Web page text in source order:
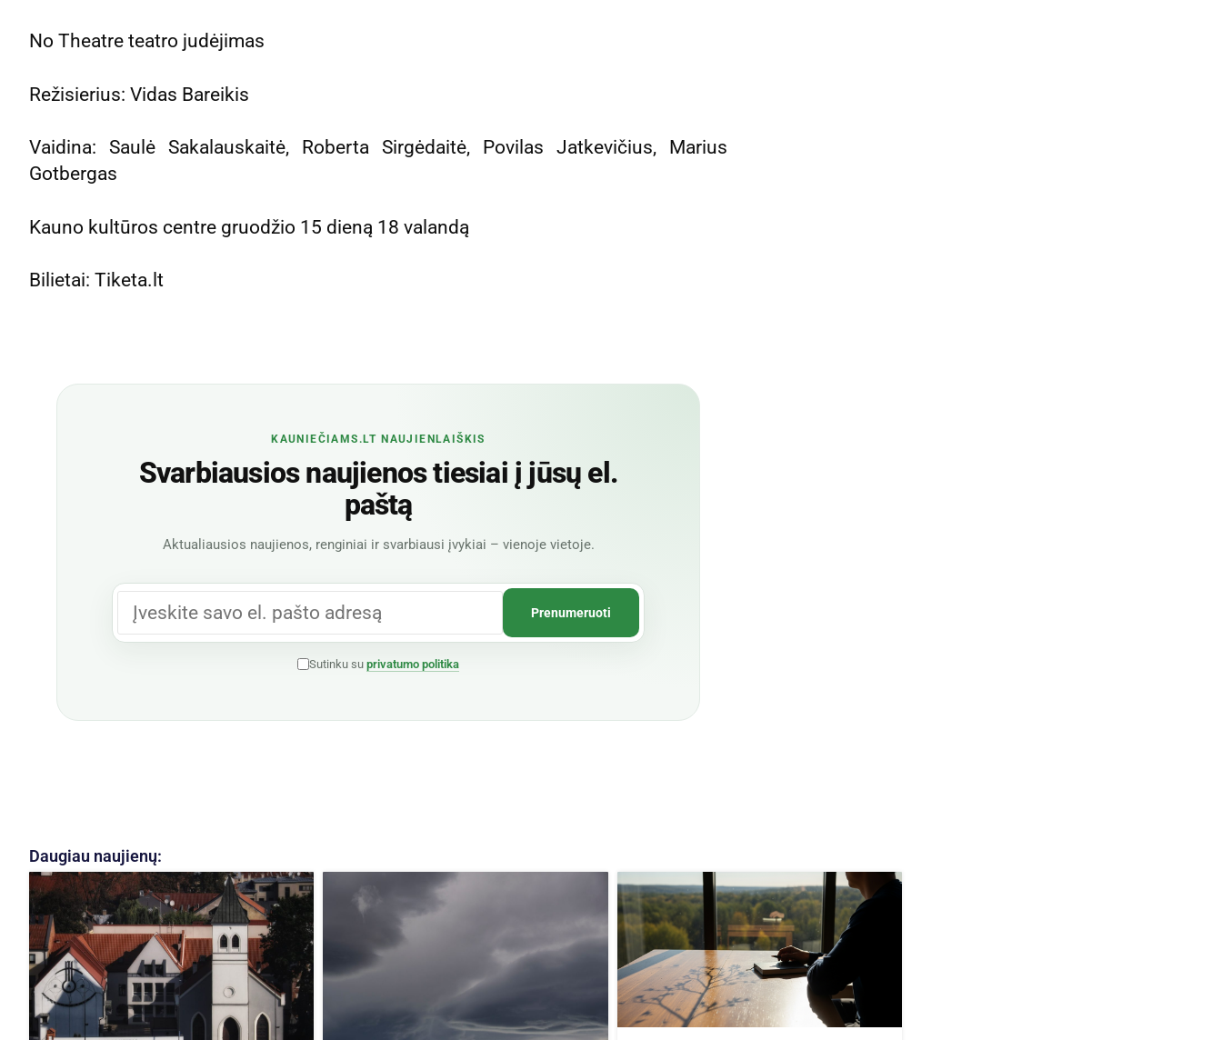
No Theatre teatro judėjimas
Režisierius: Vidas Bareikis
Vaidina: Saulė Sakalauskaitė, Roberta Sirgėdaitė, Povilas Jatkevičius, Marius
Gotbergas
Kauno kultūros centre gruodžio 15 dieną 18 valandą
Bilietai: Tiketa.lt
KAUNIEČIAMS.LT NAUJIENLAIŠKIS
Svarbiausios naujienos tiesiai į jūsų el.
paštą
Aktualiausios naujienos, renginiai ir svarbiausi įvykiai – vienoje vietoje.
Sutinku su privatumo politika
Daugiau naujienų: